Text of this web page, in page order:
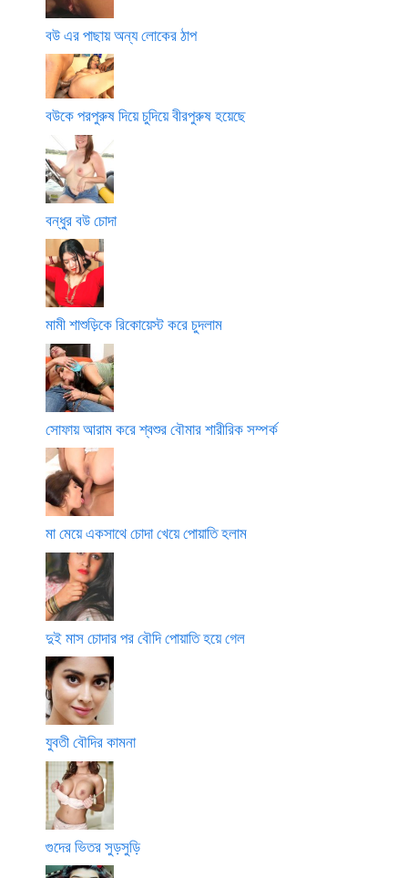
বউ এর পাছায় অন্য লোকের ঠাপ
বউকে পরপুরুষ দিয়ে চুদিয়ে বীরপুরুষ হয়েছে
বন্ধুর বউ চোদা
মামী শাশুড়িকে রিকোয়েস্ট করে চুদলাম
সোফায় আরাম করে শ্বশুর বৌমার শারীরিক সম্পর্ক
মা মেয়ে একসাথে চোদা খেয়ে পোয়াতি হলাম
দুই মাস চোদার পর বৌদি পোয়াতি হয়ে গেল
যুবতী বৌদির কামনা
গুদের ভিতর সুড়সুড়ি